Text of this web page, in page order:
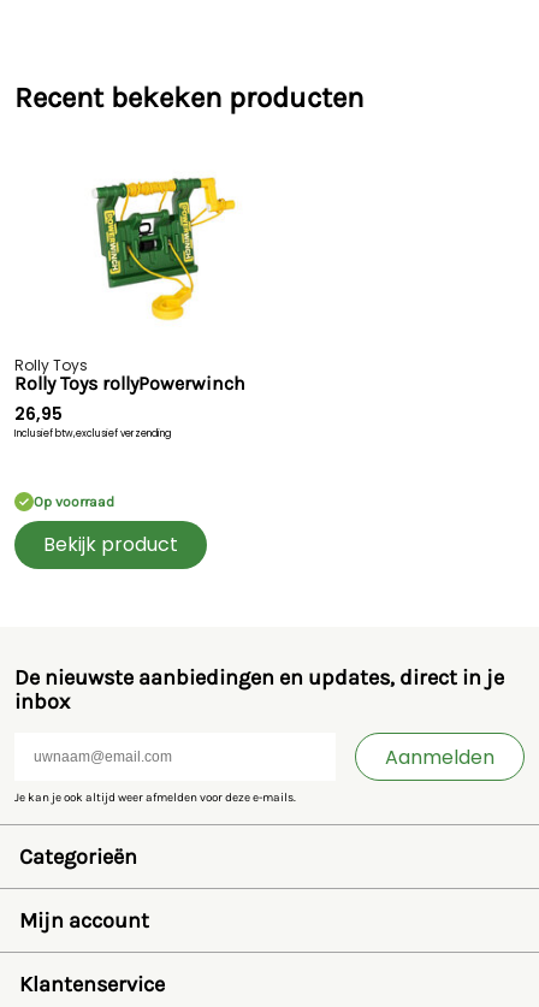
Recent bekeken producten
Rolly Toys
Rolly Toys rollyPowerwinch
26,95
Inclusief btw,exclusief verzending
Op voorraad
Bekijk product
De nieuwste aanbiedingen en updates, direct in je
inbox
Aanmelden
Je kan je ook altijd weer afmelden voor deze e-mails.
Categorieën
Bruder
SIKU
Rolly Toys
Britains
Kids Globe
Mijn account
Wensenlijst
Wachtwoord herstellen
Klantenservice